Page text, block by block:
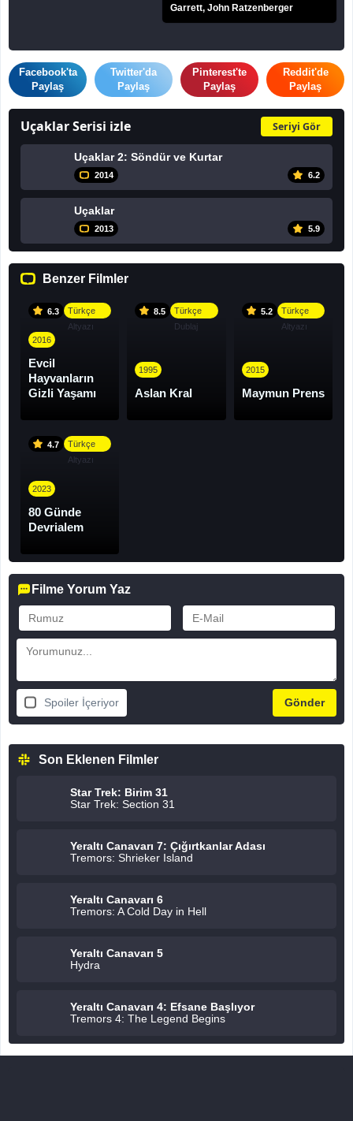
Garrett, John Ratzenberger
Facebook'ta
Paylaş
Twitter'da
Paylaş
Pinterest'te
Paylaş
Reddit'de
Paylaş
Uçaklar Serisi izle Seriyi Gör
Uçaklar 2: Söndür ve Kurtar
2014 6.2
Uçaklar
2013 5.9
Benzer Filmler
6.3
Türkçe
Altyazı
2016
Evcil
Hayvanların
Gizli Yaşamı
8.5
Türkçe
Dublaj
1995
Aslan Kral
5.2
Türkçe
Altyazı
2015
Maymun Prens
4.7
Türkçe
Altyazı
2023
80 Günde
Devrialem
Filme Yorum Yaz
Spoiler İçeriyor
Son Eklenen Filmler
Star Trek: Birim 31
Star Trek: Section 31
Yeraltı Canavarı 7: Çığırtkanlar Adası
Tremors: Shrieker Island
Yeraltı Canavarı 6
Tremors: A Cold Day in Hell
Yeraltı Canavarı 5
Hydra
Yeraltı Canavarı 4: Efsane Başlıyor
Tremors 4: The Legend Begins